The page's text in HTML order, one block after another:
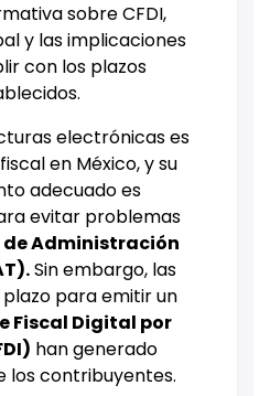
sobre CFDI,
y las implicaciones
con los plazos
electrónicas es
en México, y su
adecuado es
evitar problemas
de Administración
Sin embargo, las
para emitir un
Fiscal Digital por
han generado
los contribuyentes.